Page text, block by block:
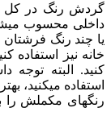
گردش رنگ در کل
داخلی محسوب
یا چند رنگ فرش­تان
خانه نیز استفاده
کنید. البته توجه
استفاده می­کنید،
رنگ­های مکملش را